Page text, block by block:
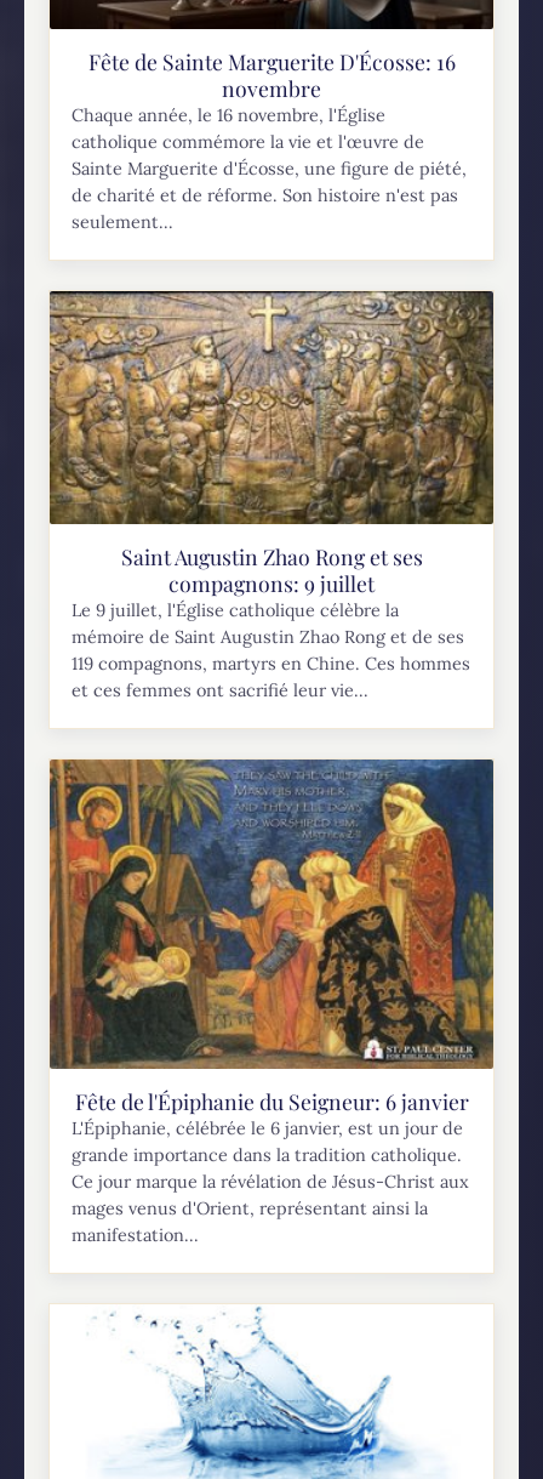
Fête de Sainte Marguerite D'Écosse: 16
novembre
Chaque année, le 16 novembre, l'Église
catholique commémore la vie et l'œuvre de
Sainte Marguerite d'Écosse, une figure de piété,
de charité et de réforme. Son histoire n'est pas
seulement...
Saint Augustin Zhao Rong et ses
compagnons: 9 juillet
Le 9 juillet, l'Église catholique célèbre la
mémoire de Saint Augustin Zhao Rong et de ses
119 compagnons, martyrs en Chine. Ces hommes
et ces femmes ont sacrifié leur vie...
Fête de l'Épiphanie du Seigneur: 6 janvier
L'Épiphanie, célébrée le 6 janvier, est un jour de
grande importance dans la tradition catholique.
Ce jour marque la révélation de Jésus-Christ aux
mages venus d'Orient, représentant ainsi la
manifestation...